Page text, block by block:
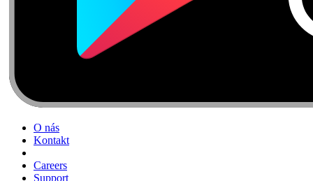
O nás
Kontakt
Careers
Support